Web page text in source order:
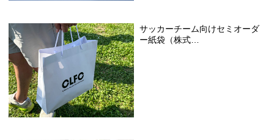
サッカーチーム向けセミオーダ
ー紙袋（株式…